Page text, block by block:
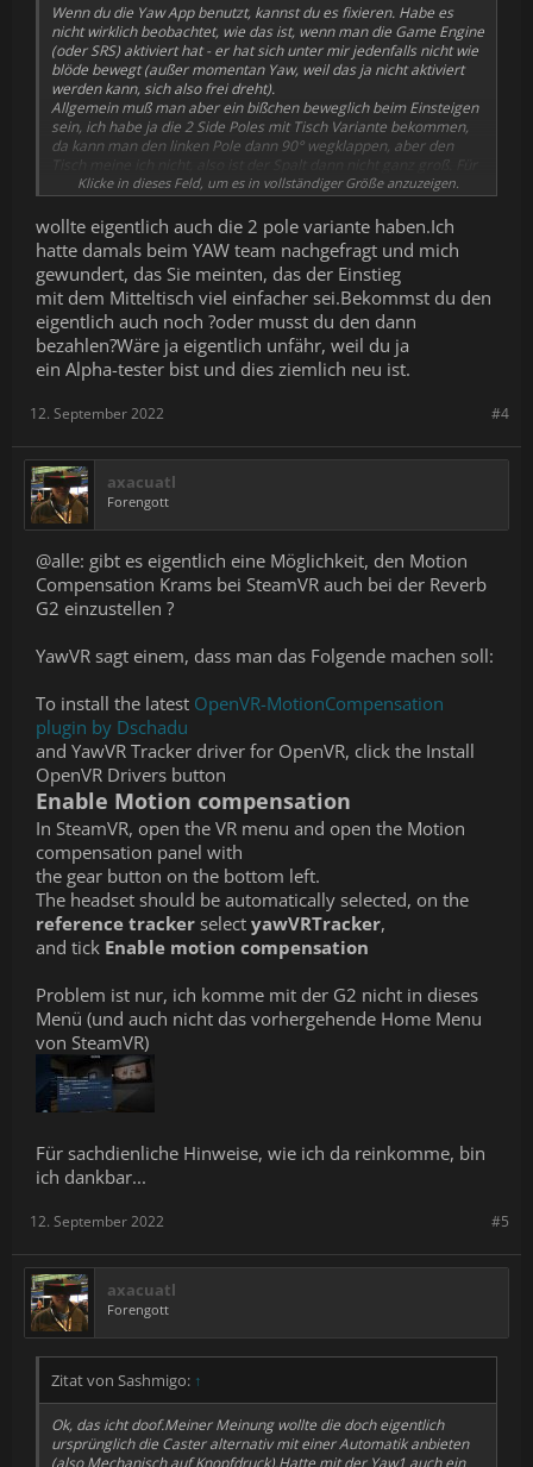
Wenn du die Yaw App benutzt, kannst du es fixieren. Habe es
nicht wirklich beobachtet, wie das ist, wenn man die Game Engine
(oder SRS) aktiviert hat - er hat sich unter mir jedenfalls nicht wie
blöde bewegt (außer momentan Yaw, weil das ja nicht aktiviert
werden kann, sich also frei dreht).
Allgemein muß man aber ein bißchen beweglich beim Einsteigen
sein, ich habe ja die 2 Side Poles mit Tisch Variante bekommen,
da kann man den linken Pole dann 90° wegklappen, aber den
Tisch meine ich nicht, also ist der Spalt dann nicht ganz groß. Für
dich dürfte das dein neuer Workout werden, denke ich
Klicke in dieses Feld, um es in vollständiger Größe anzuzeigen.
wollte eigentlich auch die 2 pole variante haben.Ich
hatte damals beim YAW team nachgefragt und mich
gewundert, das Sie meinten, das der Einstieg
mit dem Mitteltisch viel einfacher sei.Bekommst du den
eigentlich auch noch ?oder musst du den dann
bezahlen?Wäre ja eigentlich unfähr, weil du ja
ein Alpha-tester bist und dies ziemlich neu ist.
#4
12. September 2022
axacuatl
Forengott
@alle: gibt es eigentlich eine Möglichkeit, den Motion
Compensation Krams bei SteamVR auch bei der Reverb
G2 einzustellen ?
YawVR sagt einem, dass man das Folgende machen soll:
To install the latest OpenVR-MotionCompensation
plugin by Dschadu
and YawVR Tracker driver for OpenVR, click the Install
OpenVR Drivers button
Enable Motion compensation
In SteamVR, open the VR menu and open the Motion
compensation panel with
the gear button on the bottom left.
The headset should be automatically selected, on the
reference tracker select yawVRTracker,
and tick Enable motion compensation
Problem ist nur, ich komme mit der G2 nicht in dieses
Menü (und auch nicht das vorhergehende Home Menu
von SteamVR)
Für sachdienliche Hinweise, wie ich da reinkomme, bin
ich dankbar...
#5
12. September 2022
axacuatl
Forengott
Zitat von Sashmigo: ↑
Ok, das icht doof.Meiner Meinung wollte die doch eigentlich
ursprünglich die Caster alternativ mit einer Automatik anbieten
(also Mechanisch auf Knopfdruck).Hatte mit der Yaw1 auch ein